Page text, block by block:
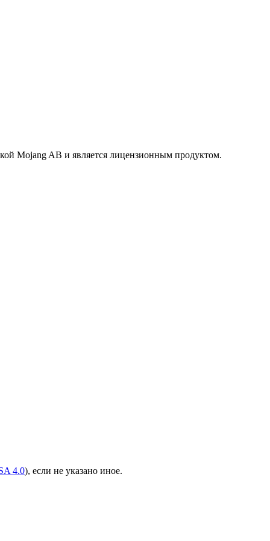
Mojang AB и является лицензионным продуктом.
4.0), если не указано иное.